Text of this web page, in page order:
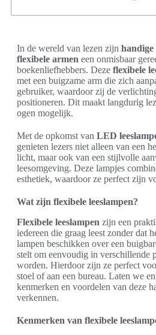
In de wereld van lezen zijn handige
flexibele armen een onmisbaar
boekenliefhebbers. Deze flexibele
met een buigzame arm die zich
gebruiker, waardoor zij de
positioneren. Dit maakt langdurig
ogen mogelijk.
Met de opkomst van LED
genieten lezers niet alleen van een
licht, maar ook van een stijlvolle
leesomgeving. Deze lampjes
esthetiek, waardoor ze perfect zijn
Wat zijn flexibele leeslampen?
Flexibele leeslampen zijn een
iedereen die graag leest zonder dat
lampen beschikken over een
stelt om eenvoudig in verschillende
worden. Hierdoor zijn ze perfect
stoel of aan een bureau. Laten we
kenmerken en voordelen van deze
verkennen.
Kenmerken van flexibele